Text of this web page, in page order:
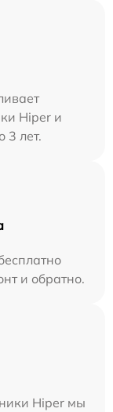
Hiper и
3 лет.
и обратно.
Hiper мы